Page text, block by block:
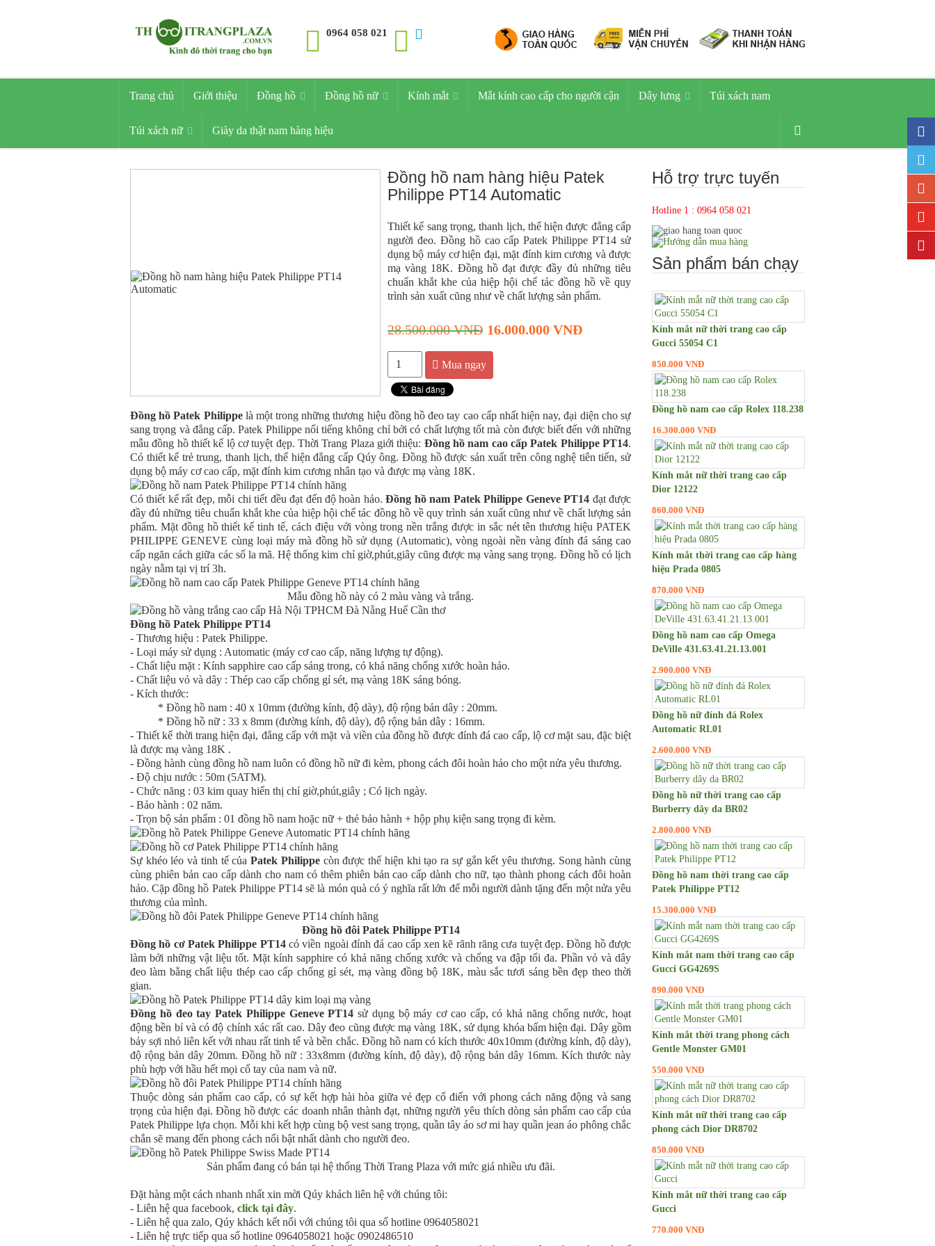
0964 058 021
Trang chủ Giới thiệu Đồng hồ Đồng hồ nữ Kính mắt Mắt kính cao cấp cho người cận Dây lưng Túi xách nam
Túi xách nữ Giày da thật nam hàng hiệu
Đồng hồ nam hàng hiệu Patek
Philippe PT14 Automatic
Thiết kế sang trọng, thanh lịch, thể hiện được đẳng cấp
người đeo. Đồng hồ cao cấp Patek Philippe PT14 sử
dụng bộ máy cơ hiện đại, mặt đính kim cương và được
mạ vàng 18K. Đồng hồ đạt được đầy đủ những tiêu
chuẩn khắt khe của hiệp hội chế tác đồng hồ về quy
trình sản xuất cũng như về chất lượng sản phẩm.
28.500.000 VNĐ 16.000.000 VNĐ
Mua ngay
Đồng hồ Patek Philippelà một trong những thương hiệu đồng hồ đeo tay cao cấp nhất hiện nay, đại diện cho sự
sang trọng và đẳng cấp. Patek Philippe nổi tiếng không chỉ bởi có chất lượng tốt mà còn được biết đến với những
mẫu đồng hồ thiết kế lộ cơ tuyệt đẹp. Thời Trang Plaza giới thiệu: Đồng hồ nam cao cấp Patek Philippe PT14.
Có thiết kế trẻ trung, thanh lịch, thể hiện đẳng cấp Qúy ông. Đồng hồ được sản xuất trên công nghệ tiên tiến, sử
dụng bộ máy cơ cao cấp, mặt đính kim cương nhân tạo và được mạ vàng 18K.
Có thiết kế rất đẹp, mỗi chi tiết đều đạt đến độ hoàn hảo.Đồng hồ nam Patek Philippe Geneve PT14 đạt được
đầy đủ những tiêu chuẩn khắt khe của hiệp hội chế tác đồng hồ về quy trình sản xuất cũng như về chất lượng sản
phẩm. Mặt đồng hồ thiết kế tinh tế, cách điệu với vòng trong nền trắng được in sắc nét tên thương hiệu PATEK
PHILIPPE GENEVE cùng loại máy mà đồng hồ sử dụng (Automatic), vòng ngoài nền vàng đính đá sáng cao
cấp ngăn cách giữa các số la mã. Hệ thống kim chỉ giờ,phút,giây cũng được mạ vàng sang trọng. Đồng hồ có lịch
ngày nằm tại vị trí 3h.
Mẫu đồng hồ này có 2 màu vàng và trắng.
Đồng hồ Patek Philippe PT14
- Thương hiệu : Patek Philippe.
- Loại máy sử dụng : Automatic (máy cơ cao cấp, năng lượng tự động).
- Chất liệu mặt : Kính sapphire cao cấp sáng trong, có khả năng chống xước hoàn hảo.
- Chất liệu vỏ và dây : Thép cao cấp chống gỉ sét, mạ vàng 18K sáng bóng.
- Kích thước:
* Đồng hồ nam : 40 x 10mm (đường kính, độ dày), độ rộng bản dây : 20mm.
* Đồng hồ nữ : 33 x 8mm (đường kính, độ dày), độ rộng bản dây : 16mm.
- Thiết kế thời trang hiện đại, đẳng cấp với mặt và viền của đồng hồ được đính đá cao cấp, lộ cơ mặt sau, đặc biệt
là được mạ vàng 18K .
- Đồng hành cùng đồng hồ nam luôn có đồng hồ nữ đi kèm, phong cách đôi hoàn hảo cho một nửa yêu thương.
- Độ chịu nước : 50m (5ATM).
- Chức năng : 03 kim quay hiển thị chỉ giờ,phút,giây ; Có lịch ngày.
- Bảo hành : 02 năm.
- Trọn bộ sản phẩm : 01 đồng hồ nam hoặc nữ + thẻ bảo hành + hộp phụ kiện sang trọng đi kèm.
Sự khéo léo và tinh tế củaPatek Philippecòn được thể hiện khi tạo ra sự gắn kết yêu thương. Song hành cùng
cùng phiên bản cao cấp dành cho nam có thêm phiên bản cao cấp dành cho nữ, tạo thành phong cách đôi hoàn
hảo. Cặp đồng hồ Patek Philippe PT14 sẽ là món quà có ý nghĩa rất lớn để mỗi người dành tặng đến một nửa yêu
thương của mình.
Đồng hồ đôi Patek Philippe PT14
Đồng hồ cơ Patek Philippe PT14có viền ngoài đính đá cao cấp xen kẽ rãnh răng cưa tuyệt đẹp. Đồng hồ được
làm bởi những vật liệu tốt. Mặt kính sapphire có khả năng chống xước và chống va đập tối đa. Phần vỏ và dây
đeo làm bằng chất liệu thép cao cấp chống gỉ sét, mạ vàng đồng bộ 18K, màu sắc tươi sáng bền đẹp theo thời
gian.
Đồng hồ đeo tay Patek Philippe Geneve PT14 sử dụng bộ máy cơ cao cấp, có khả năng chống nước, hoạt
động bền bỉ và có độ chính xác rất cao. Dây đeo cũng được mạ vàng 18K, sử dụng khóa bấm hiện đại. Dây gồm
bảy sợi nhỏ liên kết với nhau rất tinh tế và bền chắc. Đồng hồ nam có kích thước 40x10mm (đường kính, độ dày),
độ rộng bản dây 20mm. Đồng hồ nữ : 33x8mm (đường kính, độ dày), độ rộng bản dây 16mm. Kích thước này
phù hợp với hầu hết mọi cổ tay của nam và nữ.
Thuộc dòng sản phẩm cao cấp, có sự kết hợp hài hòa giữa vẻ đẹp cổ điển với phong cách năng động và sang
trọng của hiện đại. Đồng hồ được các doanh nhân thành đạt, những người yêu thích dòng sản phẩm cao cấp của
Patek Philippe lựa chọn. Mỗi khi kết hợp cùng bộ vest sang trọng, quần tây áo sơ mi hay quần jean áo phông chắc
chắn sẽ mang đến phong cách nổi bật nhất dành cho người đeo.
Sản phẩm đang có bán tại hệ thống Thời Trang Plaza với mức giá nhiều ưu đãi.
Đặt hàng một cách nhanh nhất xin mời Qúy khách liên hệ với chúng tôi:
- Liên hệ qua facebook, click tại đây.
- Liên hệ qua zalo, Qúy khách kết nối với chúng tôi qua số hotline 0964058021
- Liên hệ trực tiếp qua số hotline 0964058021 hoặc 0902486510
Hỗ trợ trực tuyến
Hotline 1 : 0964 058 021
Sản phẩm bán chạy
Kính mắt nữ thời trang cao cấp
Gucci 55054 C1
850.000 VNĐ
Đồng hồ nam cao cấp Rolex 118.238
16.300.000 VNĐ
Kính mắt nữ thời trang cao cấp
Dior 12122
860.000 VNĐ
Kính mắt thời trang cao cấp hàng
hiệu Prada 0805
870.000 VNĐ
Đồng hồ nam cao cấp Omega
DeVille 431.63.41.21.13.001
2.900.000 VNĐ
Đồng hồ nữ đính đá Rolex
Automatic RL01
2.600.000 VNĐ
Đồng hồ nữ thời trang cao cấp
Burberry dây da BR02
2.800.000 VNĐ
Đồng hồ nam thời trang cao cấp
Patek Philippe PT12
15.300.000 VNĐ
Kính mắt nam thời trang cao cấp
Gucci GG4269S
890.000 VNĐ
Kính mắt thời trang phong cách
Gentle Monster GM01
550.000 VNĐ
Kính mắt nữ thời trang cao cấp
phong cách Dior DR8702
850.000 VNĐ
Kính mắt nữ thời trang cao cấp
Gucci
770.000 VNĐ